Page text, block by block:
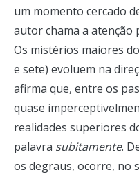
um momento cercado
autor chama a
Os mistérios maiores
e sete) evoluem na
afirma que, entre os
quase
realidades superiores
palavra subitamente.
os degraus, ocorre, no